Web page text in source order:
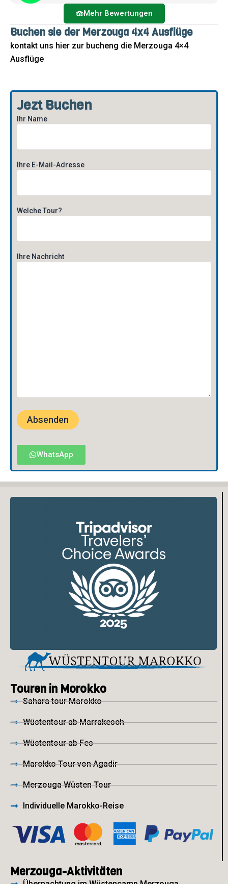
Mehr Bewertungen
Buchen sie der Merzouga 4x4 Ausflüge
kontakt uns hier zur bucheng die Merzouga 4×4
Ausflüge
Jezt Buchen
Ihr Name
Ihre E-Mail-Adresse
Welche Tour?
Ihre Nachricht
WhatsApp
Touren in Morokko
Sahara tour Marokko
Wüstentour ab Marrakesch
Wüstentour ab Fes
Marokko Tour von Agadir
Merzouga Wüsten Tour
Individuelle Marokko-Reise
Merzouga-Aktivitäten